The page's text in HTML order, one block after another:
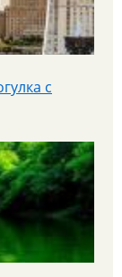
на
с